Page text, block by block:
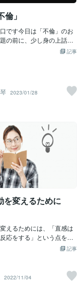
」
です今日は「不倫」のお
の前に、少し身の上話？
しく書けないので、ざっ
り、例えば婚活系のちょ
トの開催や、ダイエット
とをされているんですそ
るツテ」でその方のお手
たんですねと言っても、
間しか参加出来ないの
という感じでご紹介され
聞くぐらいですが‥*…*…
で、私は、ココナラ
いただいておりますよう
DV被害・占い依存につい
の経験から、少なからず
イス出来るのでは？と思
で、主にそういったお話
だくことが多いんですそ
いうと、「復縁」「不
ほんとーーーに多い💦
かくとして「不倫」←コ
倫はいいことか？と聞か
記事
2023/01/28
を変えるために
えるためには、「直感は
応をする」という点を頭
けること。 相手に直感で
【例：祖父に介護サービ
場合】ダメな働きかけ：
普段と変わらないメニュ
記事
2022/11/04